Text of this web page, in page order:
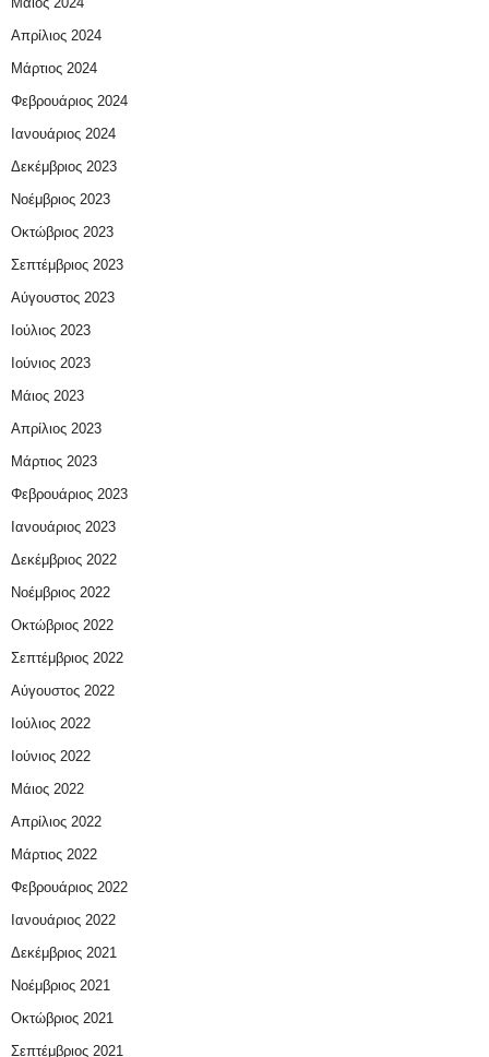
Απρίλιος 2024
Μάρτιος 2024
Φεβρουάριος 2024
Ιανουάριος 2024
Δεκέμβριος 2023
Νοέμβριος 2023
Οκτώβριος 2023
Σεπτέμβριος 2023
Αύγουστος 2023
Ιούλιος 2023
Ιούνιος 2023
Μάιος 2023
Απρίλιος 2023
Μάρτιος 2023
Φεβρουάριος 2023
Ιανουάριος 2023
Δεκέμβριος 2022
Νοέμβριος 2022
Οκτώβριος 2022
Σεπτέμβριος 2022
Αύγουστος 2022
Ιούλιος 2022
Ιούνιος 2022
Μάιος 2022
Απρίλιος 2022
Μάρτιος 2022
Φεβρουάριος 2022
Ιανουάριος 2022
Δεκέμβριος 2021
Νοέμβριος 2021
Οκτώβριος 2021
Σεπτέμβριος 2021